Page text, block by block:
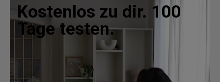
Kostenlos zu dir. 100
Tage testen.